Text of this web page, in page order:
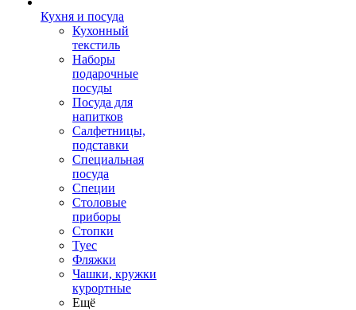
Кухня и посуда
Кухонный
текстиль
Наборы
подарочные
посуды
Посуда для
напитков
Салфетницы,
подставки
Специальная
посуда
Специи
Столовые
приборы
Стопки
Туес
Фляжки
Чашки, кружки
курортные
Ещё